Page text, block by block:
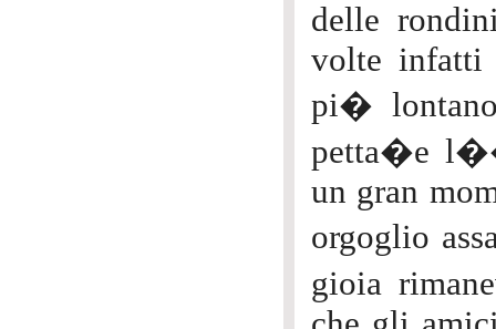
delle
volte infatti
pi�
petta�e
un gran
orgoglio
gioia